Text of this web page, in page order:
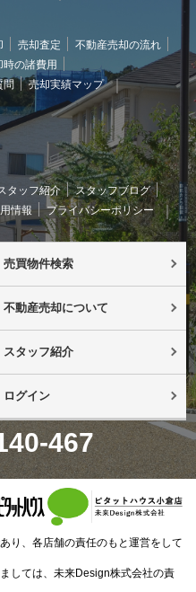
売却査定
不動産売却の流れ
の諸費用
問 売却実績マップ
タッフ紹介
スタッフブログ
情報 プライバシーポリシー
売買物件検索
不動産売却について
スタッフ紹介
ログイン
467
り、各店舗の責任のもと運営をして
しては、未来Design株式会社の責